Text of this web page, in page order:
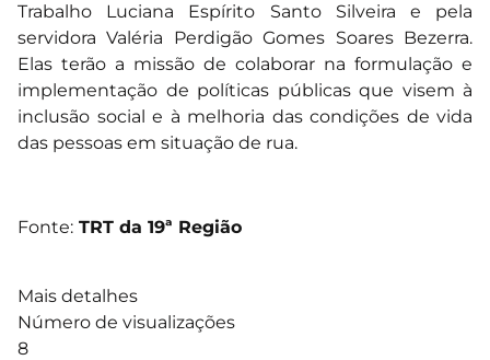
Trabalho Luciana Espírito Santo Silveira e pela
servidora Valéria Perdigão Gomes Soares Bezerra.
Elas terão a missão de colaborar na formulação e
implementação de políticas públicas que visem à
inclusão social e à melhoria das condições de vida
das pessoas em situação de rua.
Fonte: TRT da 19ª Região
Mais detalhes
Número de visualizações
8